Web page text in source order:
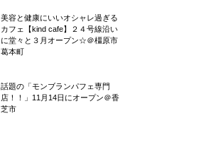
美容と健康にいいオシャレ過ぎる
カフェ【kind cafe】２４号線沿い
に堂々と３月オープン☆＠橿原市
葛本町
話題の「モンブランパフェ専門
店！！」11月14日にオープン＠香
芝市